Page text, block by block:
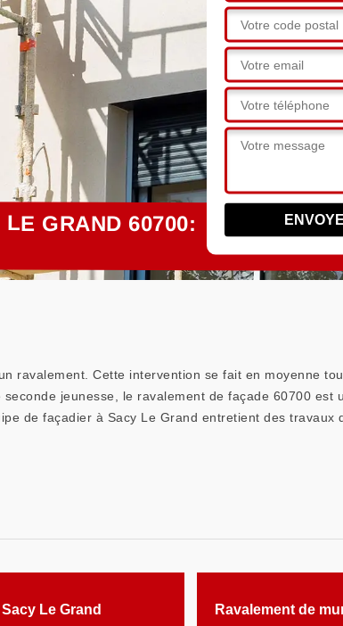
GRAND 60700:
ravalement. Cette intervention se fait en moyenne
jeunesse, le ravalement de façade 60700 est
de façadier à Sacy Le Grand entretient des travaux
Le Grand Ravalement de